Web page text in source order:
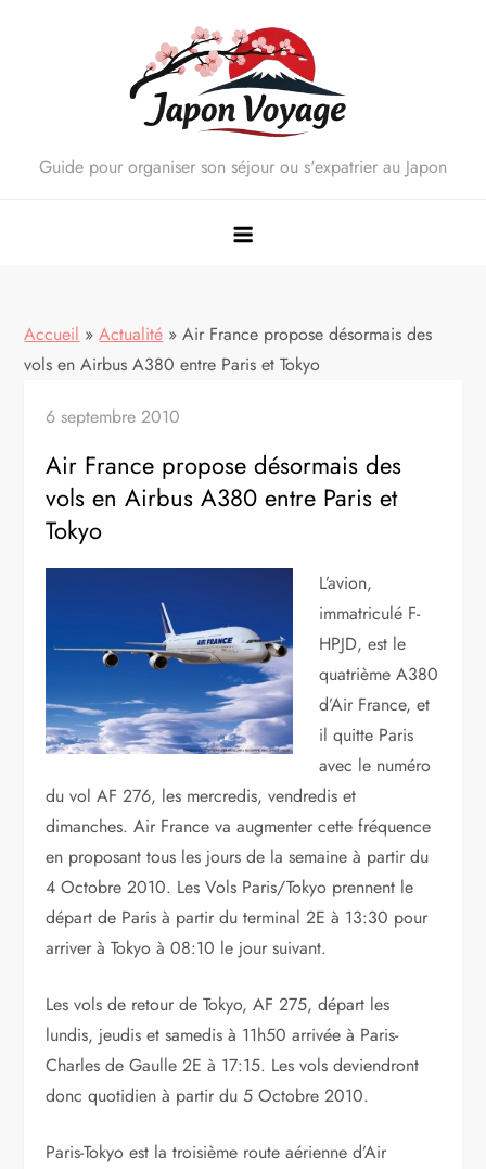
Guide pour organiser son séjour ou s'expatrier au Japon
Accueil » Actualité » Air France propose désormais des
vols en Airbus A380 entre Paris et Tokyo
6 septembre 2010
Air France propose désormais des
vols en Airbus A380 entre Paris et
Tokyo
L’avion,
immatriculé F-
HPJD, est le
quatrième A380
d’Air France, et
il quitte Paris
avec le numéro
du vol AF 276, les mercredis, vendredis et
dimanches. Air France va augmenter cette fréquence
en proposant tous les jours de la semaine à partir du
4 Octobre 2010. Les Vols Paris/Tokyo prennent le
départ de Paris à partir du terminal 2E à 13:30 pour
arriver à Tokyo à 08:10 le jour suivant.
Les vols de retour de Tokyo, AF 275, départ les
lundis, jeudis et samedis à 11h50 arrivée à Paris-
Charles de Gaulle 2E à 17:15. Les vols deviendront
donc quotidien à partir du 5 Octobre 2010.
Paris-Tokyo est la troisième route aérienne d’Air